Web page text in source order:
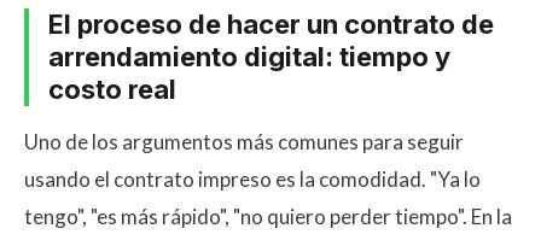
El proceso de hacer un contrato de
arrendamiento digital: tiempo y
costo real
Uno de los argumentos más comunes para seguir
usando el contrato impreso es la comodidad. "Ya lo
tengo", "es más rápido", "no quiero perder tiempo". En la